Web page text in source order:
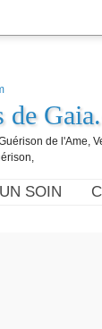
de
de l'Ame,
SOIN